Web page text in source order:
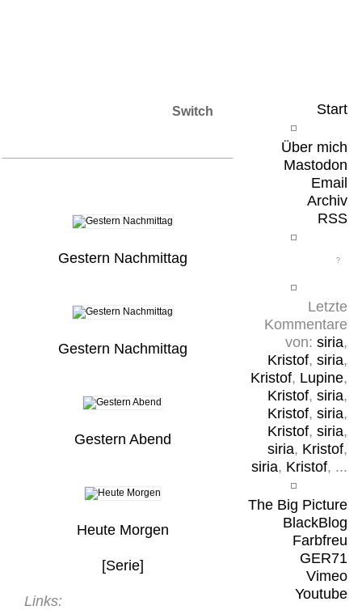
Start
Über mich
Mastodon
Email
Archiv
RSS
Letzte
Kommentare
von: siria,
Kristof, siria,
Kristof, Lupine,
Kristof, siria,
Kristof, siria,
Kristof, siria,
siria, Kristof,
siria, Kristof, ...
The Big Picture
BlackBlog
Farbfreu
GER71
Vimeo
Youtube
Switch
Gestern Nachmittag
Gestern Nachmittag
Gestern Abend
Heute Morgen
[Serie]
Links: